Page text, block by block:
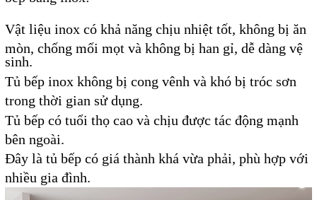
Vật liệu inox có khả năng chịu nhiệt tốt, không bị ăn
mòn, chống mối mọt và không bị han gỉ, dễ dàng vệ
sinh.
Tủ bếp inox không bị cong vênh và khó bị tróc sơn
trong thời gian sử dụng.
Tủ bếp có tuổi thọ cao và chịu được tác động mạnh
bên ngoài.
Đây là tủ bếp có giá thành khá vừa phải, phù hợp với
nhiều gia đình.